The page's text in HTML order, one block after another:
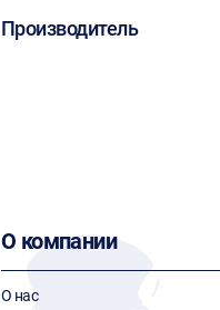
Производитель
О компании
О нас